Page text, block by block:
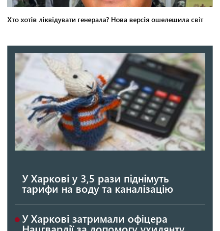
У Харкові у 3,5 рази піднімуть
тарифи на воду та каналізацію
У Харкові затримали офіцера